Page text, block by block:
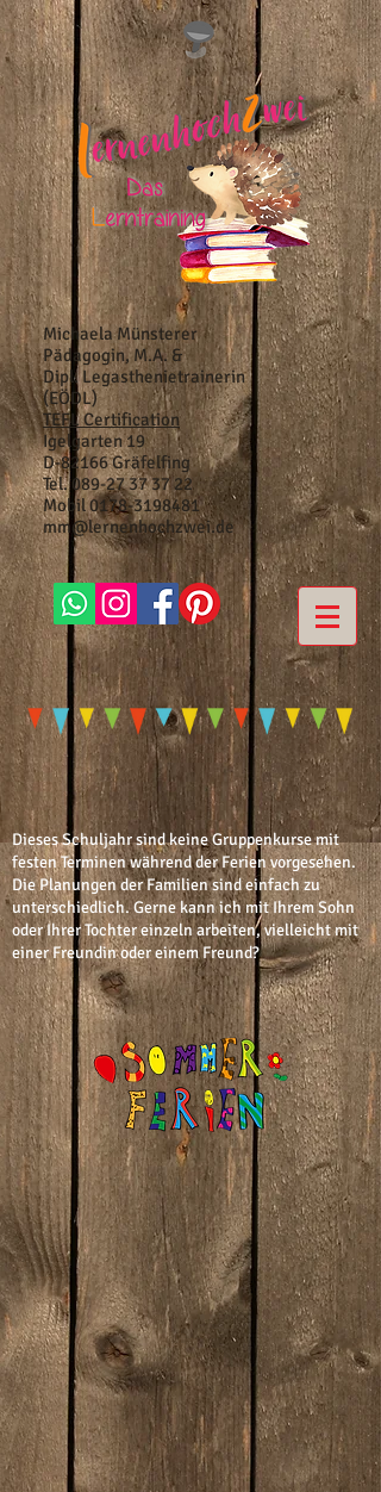
Michaela Münsterer
Pädagogin, M.A. &
Dipl. Legasthenietrainerin
(EÖDL)
TEFL Certification
Igelgarten 19
D-82166 Gräfelfing
Tel.089-27 37 37 22
Mobil0178-3198481
mm@lernenhochzwei.de
Dieses Schuljahr sind keine Gruppenkurse mit
festen Terminen während der Ferien vorgesehen.
Die Planungen der Familien sind einfach zu
unterschiedlich. Gerne kann ich mit Ihrem Sohn
oder Ihrer Tochter einzeln arbeiten, vielleicht mit
einer Freundin oder einem Freund?